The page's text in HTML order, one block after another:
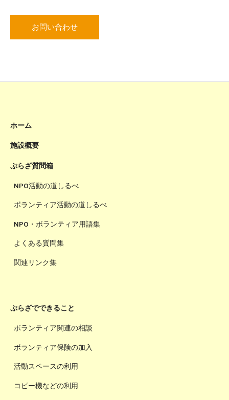
お問い合わせ
ホーム
施設概要
ぷらざ質問箱
NPO活動の道しるべ
ボランティア活動の道しるべ
NPO・ボランティア用語集
よくある質問集
関連リンク集
ぷらざでできること
ボランティア関連の相談
ボランティア保険の加入
活動スペースの利用
コピー機などの利用